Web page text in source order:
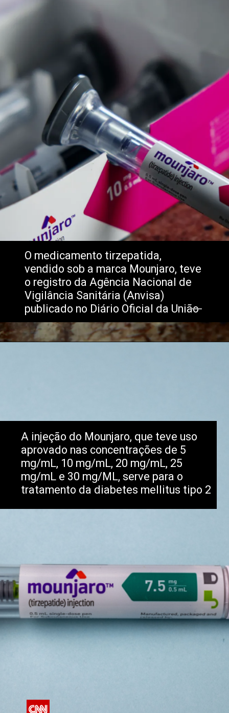
O medicamento tirzepatida,
vendido sob a marca Mounjaro, teve
o registro da Agência Nacional de
Vigilância Sanitária (Anvisa)
publicado no Diário Oficial da União
A injeção do Mounjaro, que teve uso
aprovado nas concentrações de 5
mg/mL, 10 mg/mL, 20 mg/mL, 25
mg/mL e 30 mg/ML, serve para o
tratamento da diabetes mellitus tipo 2